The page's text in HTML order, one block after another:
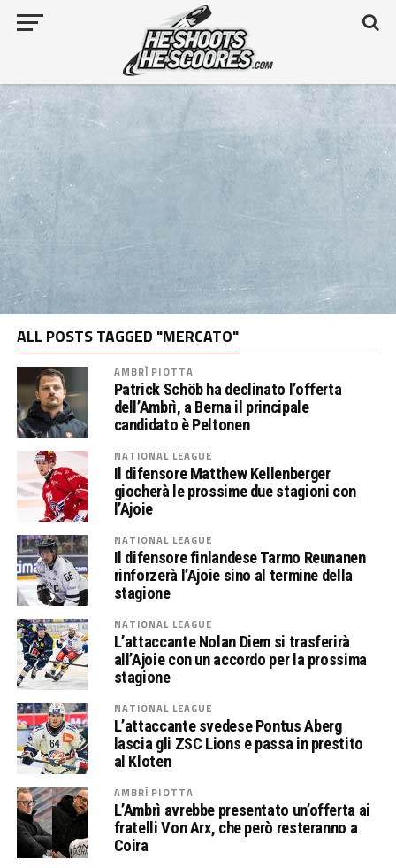
ALL POSTS TAGGED "MERCATO"
AMBRÌ PIOTTA
Patrick Schöb ha declinato l’offerta
dell’Ambrì, a Berna il principale
candidato è Peltonen
NATIONAL LEAGUE
Il difensore Matthew Kellenberger
giocherà le prossime due stagioni con
l’Ajoie
NATIONAL LEAGUE
Il difensore finlandese Tarmo Reunanen
rinforzerà l’Ajoie sino al termine della
stagione
NATIONAL LEAGUE
L’attaccante Nolan Diem si trasferirà
all’Ajoie con un accordo per la prossima
stagione
NATIONAL LEAGUE
L’attaccante svedese Pontus Aberg
lascia gli ZSC Lions e passa in prestito
al Kloten
AMBRÌ PIOTTA
L’Ambrì avrebbe presentato un’offerta ai
fratelli Von Arx, che però resteranno a
Coira